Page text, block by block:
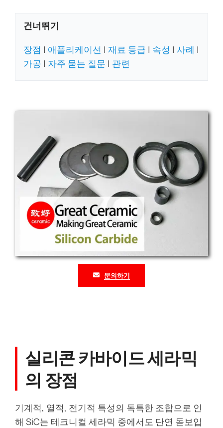
건너뛰기
장점 | 애플리케이션 |재료 등급 | 속성 | 사례 |
가공 | 자주 묻는 질문 | 관련
문의하기
실리콘 카바이드 세라믹
의 장점
기계적, 열적, 전기적 특성의 독특한 조합으로 인
해 SiC는 테크니컬 세라믹 중에서도 단연 돋보입